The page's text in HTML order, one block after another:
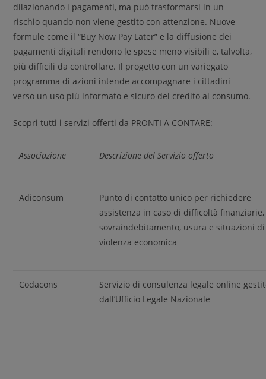
dilazionando i pagamenti, ma può trasformarsi in un
rischio quando non viene gestito con attenzione. Nuove
formule come il “Buy Now Pay Later” e la diffusione dei
pagamenti digitali rendono le spese meno visibili e, talvolta,
più difficili da controllare. Il progetto con un variegato
programma di azioni intende accompagnare i cittadini
verso un uso più informato e sicuro del credito al consumo.
Scopri tutti i servizi offerti da PRONTI A CONTARE:
Associazione Descrizione del Servizio offerto
Adiconsum
Punto di contatto unico per richiedere
assistenza in caso di difficoltà finanziarie,
sovraindebitamento, usura e situazioni di
violenza economica
Codacons
Servizio di consulenza legale online
dall’Ufficio Legale Nazionale